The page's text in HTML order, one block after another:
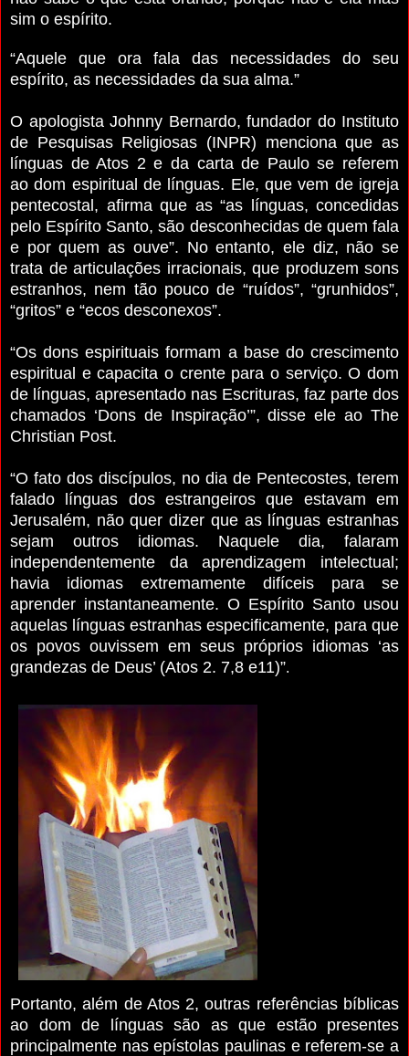
sim o espírito.
“Aquele que ora fala das necessidades do seu
espírito, as necessidades da sua alma.”
O apologista Johnny Bernardo, fundador do Instituto
de Pesquisas Religiosas (INPR) menciona que as
línguas de Atos 2 e da carta de Paulo se referem
ao dom espiritual de línguas. Ele, que vem de igreja
pentecostal, afirma que as “as línguas, concedidas
pelo Espírito Santo, são desconhecidas de quem fala
e por quem as ouve”. No entanto, ele diz, não se
trata de articulações irracionais, que produzem sons
estranhos, nem tão pouco de “ruídos”, “grunhidos”,
“gritos” e “ecos desconexos”.
“Os dons espirituais formam a base do crescimento
espiritual e capacita o crente para o serviço. O dom
de línguas, apresentado nas Escrituras, faz parte dos
chamados ‘Dons de Inspiração’”, disse ele ao The
Christian Post.
“O fato dos discípulos, no dia de Pentecostes, terem
falado línguas dos estrangeiros que estavam em
Jerusalém, não quer dizer que as línguas estranhas
sejam outros idiomas. Naquele dia, falaram
independentemente da aprendizagem intelectual;
havia idiomas extremamente difíceis para se
aprender instantaneamente. O Espírito Santo usou
aquelas línguas estranhas especificamente, para que
os povos ouvissem em seus próprios idiomas ‘as
grandezas de Deus’ (Atos 2. 7,8 e11)”.
Portanto, além de Atos 2, outras referências bíblicas
ao dom de línguas são as que estão presentes
principalmente nas epístolas paulinas e referem-se a